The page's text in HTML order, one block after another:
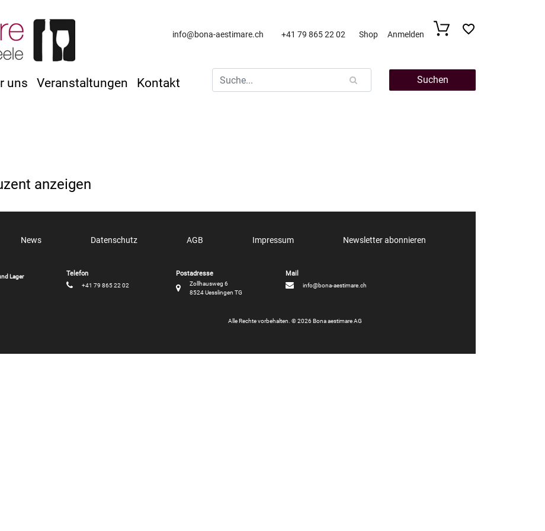
info@bona-aestimare.ch +41 79 865 22 02 Shop Anmelden
uns Veranstaltungen Kontakt Suchen
anzeigen
News Datenschutz AGB Impressum Newsletter abonnieren
info@bona-aestimare.ch
Zollhausweg 6
8524 Uesslingen TG
+41 79 865 22 02
Lager
Alle Rechte vorbehalten. © 2026 Bona aestimare AG